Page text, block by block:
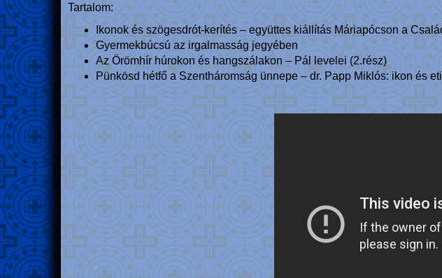
Tartalom:
Ikonok és szögesdrót-kerítés – együttes kiállítás Máriapócson a
Gyermekbúcsú az irgalmasság jegyében
Az Örömhír húrokon és hangszálakon – Pál levelei (2.rész)
Pünkösd hétfő a Szentháromság ünnepe – dr. Papp Miklós: ikon és